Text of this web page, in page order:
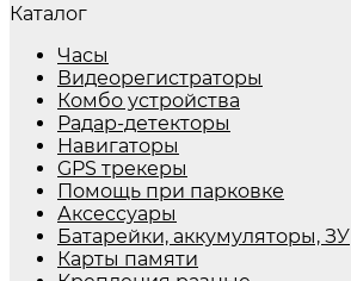
Каталог
Часы
Видеорегистраторы
Комбо устройства
Радар-детекторы
Навигаторы
GPS трекеры
Помощь при парковке
Аксессуары
Батарейки, аккумуляторы, ЗУ
Карты памяти